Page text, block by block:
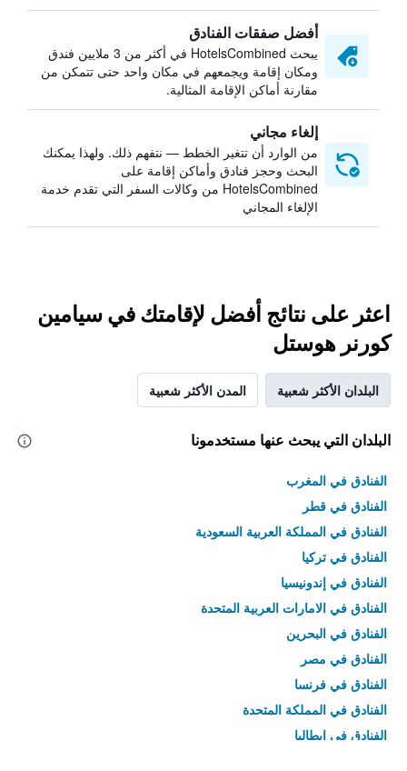
أفضل صفقات الفنادق
يبحث HotelsCombined في أكثر من 3 ملايين فندق
ومكان إقامة ويجمعهم في مكان واحد حتى تتمكن من
مقارنة أماكن الإقامة المثالية.
إلغاء مجاني
من الوارد أن تتغير الخطط — نتفهم ذلك. ولهذا يمكنك
البحث وحجز فنادق وأماكن إقامة على
HotelsCombined من وكالات السفر التي تقدم خدمة
الإلغاء المجاني
اعثر على نتائج أفضل لإقامتك في سيامين
كورنر هوستل
البلدان الأكثر شعبية المدن الأكثر شعبية
البلدان التي يبحث عنها مستخدمونا
الفنادق في المغرب
الفنادق في قطر
الفنادق في المملكة العربية السعودية
الفنادق في تركيا
الفنادق في إندونيسيا
الفنادق في الامارات العربية المتحدة
الفنادق في البحرين
الفنادق في مصر
الفنادق في فرنسا
الفنادق في المملكة المتحدة
الفنادق في إيطاليا